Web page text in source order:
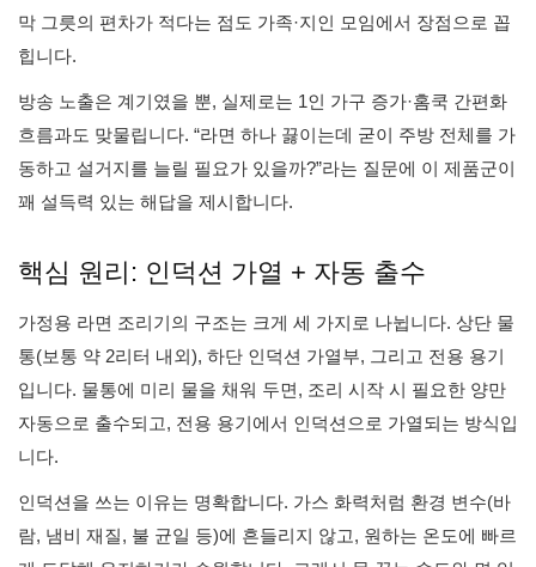
막 그릇의 편차가 적다는 점도 가족·지인 모임에서 장점으로 꼽
힙니다.
방송 노출은 계기였을 뿐, 실제로는 1인 가구 증가·홈쿡 간편화
흐름과도 맞물립니다. “라면 하나 끓이는데 굳이 주방 전체를 가
동하고 설거지를 늘릴 필요가 있을까?”라는 질문에 이 제품군이
꽤 설득력 있는 해답을 제시합니다.
핵심 원리: 인덕션 가열 + 자동 출수
가정용 라면 조리기의 구조는 크게 세 가지로 나뉩니다. 상단 물
통(보통 약 2리터 내외), 하단 인덕션 가열부, 그리고 전용 용기
입니다. 물통에 미리 물을 채워 두면, 조리 시작 시 필요한 양만
자동으로 출수되고, 전용 용기에서 인덕션으로 가열되는 방식입
니다.
인덕션을 쓰는 이유는 명확합니다. 가스 화력처럼 환경 변수(바
람, 냄비 재질, 불 균일 등)에 흔들리지 않고, 원하는 온도에 빠르